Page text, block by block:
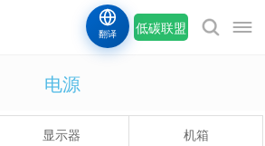
低碳联盟
翻译
电源
显示器 机箱